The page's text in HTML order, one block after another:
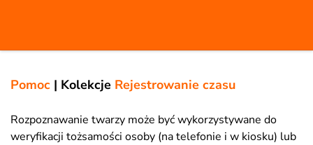
Pomoc | Kolekcje Rejestrowanie czasu
Rozpoznawanie twarzy może być wykorzystywane do
weryfikacji tożsamości osoby (na telefonie i w kiosku) lub